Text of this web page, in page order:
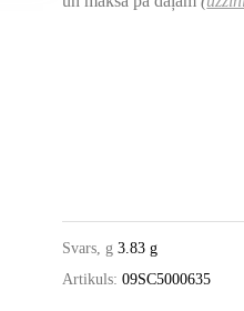
Svars, g 3.83 g
Artikuls: 09SC5000635